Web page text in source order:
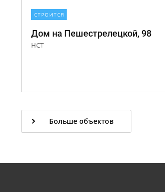
СТРОИТСЯ
Дом на Пешестрелецкой, 98
НСТ
Больше объектов